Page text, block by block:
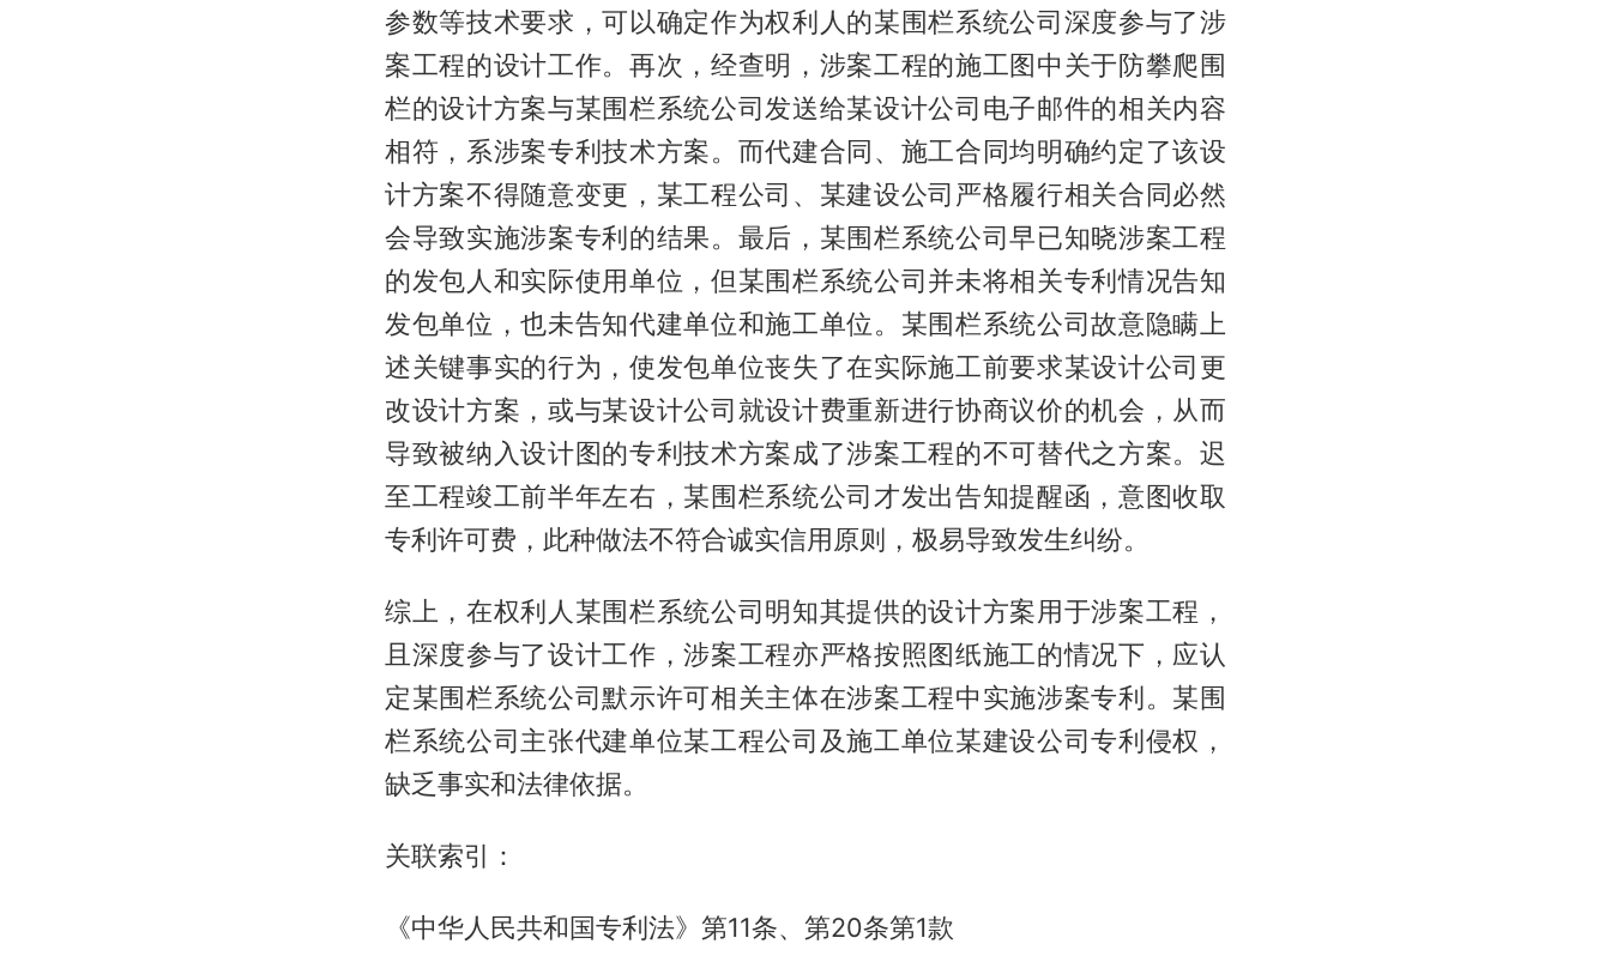
参数等技术要求，可以确定作为权利人的某围栏系统公司深度参与了涉
案工程的设计工作。再次，经查明，涉案工程的施工图中关于防攀爬围
栏的设计方案与某围栏系统公司发送给某设计公司电子邮件的相关内容
相符，系涉案专利技术方案。而代建合同、施工合同均明确约定了该设
计方案不得随意变更，某工程公司、某建设公司严格履行相关合同必然
会导致实施涉案专利的结果。最后，某围栏系统公司早已知晓涉案工程
的发包人和实际使用单位，但某围栏系统公司并未将相关专利情况告知
发包单位，也未告知代建单位和施工单位。某围栏系统公司故意隐瞒上
述关键事实的行为，使发包单位丧失了在实际施工前要求某设计公司更
改设计方案，或与某设计公司就设计费重新进行协商议价的机会，从而
导致被纳入设计图的专利技术方案成了涉案工程的不可替代之方案。迟
至工程竣工前半年左右，某围栏系统公司才发出告知提醒函，意图收取
专利许可费，此种做法不符合诚实信用原则，极易导致发生纠纷。
综上，在权利人某围栏系统公司明知其提供的设计方案用于涉案工程，
且深度参与了设计工作，涉案工程亦严格按照图纸施工的情况下，应认
定某围栏系统公司默示许可相关主体在涉案工程中实施涉案专利。某围
栏系统公司主张代建单位某工程公司及施工单位某建设公司专利侵权，
缺乏事实和法律依据。
关联索引：
《中华人民共和国专利法》第11条、第20条第1款